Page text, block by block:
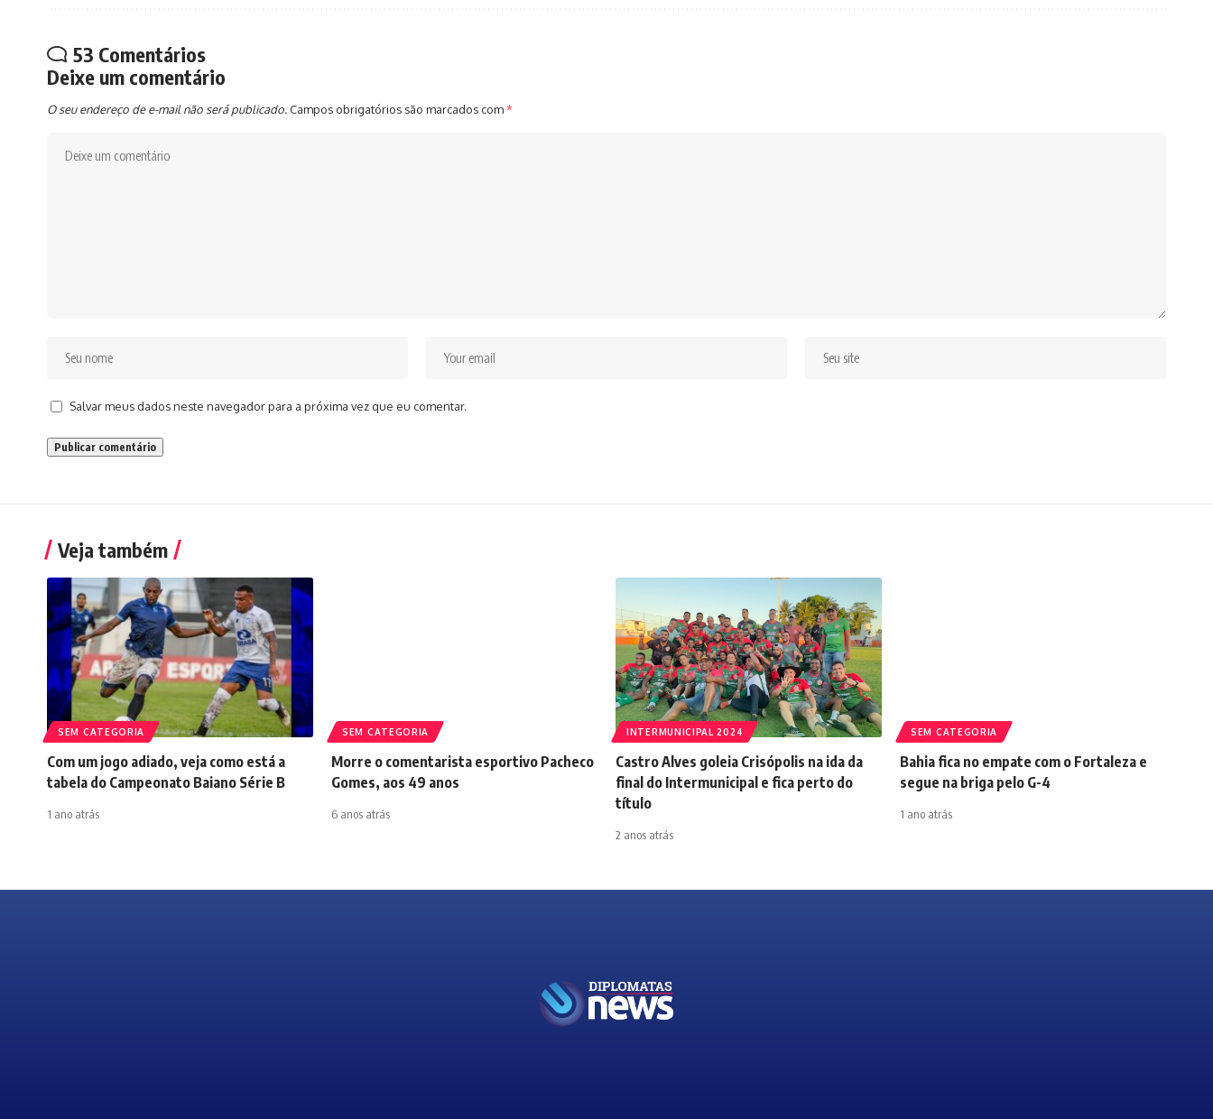
53 Comentários
Deixe um comentário
O seu endereço de e-mail não será publicado. Campos obrigatórios são marcados com*
Salvar meus dados neste navegador para a próxima vez que eu comentar.
Veja também
SEM CATEGORIA
Com um jogo adiado, veja como está a
tabela do Campeonato Baiano Série B
1 ano atrás
SEM CATEGORIA
Morre o comentarista esportivo Pacheco
Gomes, aos 49 anos
6 anos atrás
INTERMUNICIPAL 2024
Castro Alves goleia Crisópolis na ida da
final do Intermunicipal e fica perto do
título
2 anos atrás
SEM CATEGORIA
Bahia fica no empate com o Fortaleza e
segue na briga pelo G-4
1 ano atrás